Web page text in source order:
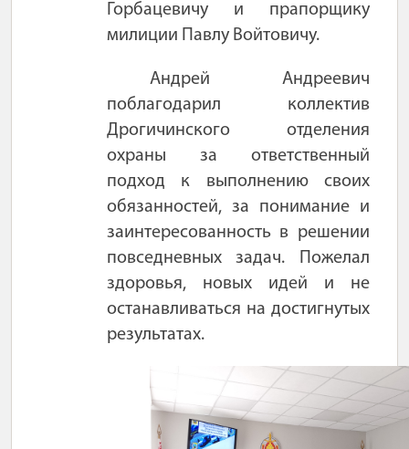
Горбацевичу и прапорщику
милиции Павлу Войтовичу.
Андрей Андреевич
поблагодарил коллектив
Дрогичинского отделения
охраны за ответственный
подход к выполнению своих
обязанностей, за понимание и
заинтересованность в решении
повседневных задач. Пожелал
здоровья, новых идей и не
останавливаться на достигнутых
результатах.